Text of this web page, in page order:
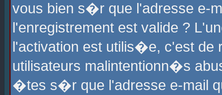
vous bien s�r que l'adresse e-
l'enregistrement est valide ?
l'activation est utilis�e, c'est
utilisateurs malintentionn�s
�tes s�r que l'adresse e-mail